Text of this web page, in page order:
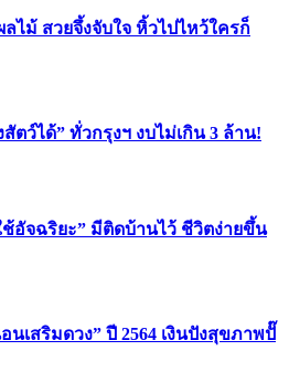
ไม้ สวยจึ้งจับใจ หิ้วไปไหว้ใครก็
ตว์ได้” ทั่วกรุงฯ งบไม่เกิน 3 ล้าน!
ช้อัจฉริยะ” มีติดบ้านไว้ ชีวิตง่ายขึ้น
นเสริมดวง” ปี 2564 เงินปังสุขภาพปั๊